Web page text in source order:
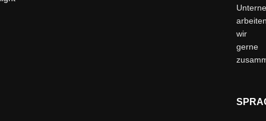
wir
gerne